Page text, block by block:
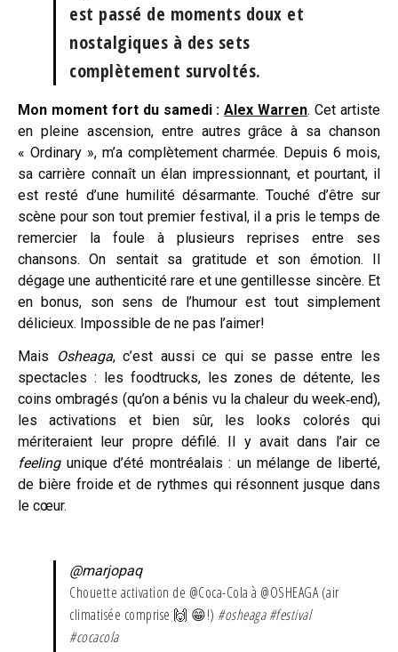
est passé de moments doux et
nostalgiques à des sets
complètement survoltés.
Mon moment fort du samedi :Alex Warren. Cet artiste
en pleine ascension, entre autres grâce à sa chanson
« Ordinary », m’a complètement charmée. Depuis 6 mois,
sa carrière connaît un élan impressionnant, et pourtant, il
est resté d’une humilité désarmante. Touché d’être sur
scène pour son tout premier festival, il a pris le temps de
remercier la foule à plusieurs reprises entre ses
chansons. On sentait sa gratitude et son émotion. Il
dégage une authenticité rare et une gentillesse sincère. Et
en bonus, son sens de l’humour est tout simplement
délicieux. Impossible de ne pas l’aimer!
Mais
Osheaga, c’est aussi ce qui se passe entre les
spectacles : les foodtrucks, les zones de détente, les
coins ombragés (qu’on a bénis vu la chaleur du week‑end),
les activations et bien sûr, les looks colorés qui
mériteraient leur propre défilé. Il y avait dans l’air ce
feelingunique d’été montréalais : un mélange de liberté,
de bière froide et de rythmes qui résonnent jusque dans
le cœur.
@marjopaq
Chouette activation de @Coca-Cola à @OSHEAGA (air
climatisée comprise 🙌 😁!) #osheaga #festival
#cocacola